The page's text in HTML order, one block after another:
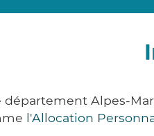
département Alpes-
l'Allocation